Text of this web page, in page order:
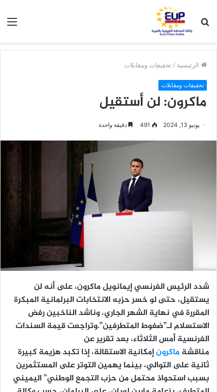
عن
الرئيسية / تحقيقات ومقابلات
تحقيقات ومقابلات
ماكرون: لن أستقيل
يونيو 13, 2024 491 دقيقة واحدة
شدد الرئيس الفرنسي إيمانويل ماكرون، على أنه لن
يستقيل، حتى لو خسر حزبه الانتخابات البرلمانية المبكرة
المقررة في نهاية الشهر الجاري، وناشد الناخبين رفض
الاستسلام لـ”ضغوط المتطرفين”.وتراجعت قيمة السندات
الفرنسية أمس الثلاثاء، بعد تقرير عن
مناقشة ماكرونإمكانية الاستقالة، إذا تكبد هزيمة كبيرة
ثانية على التوالي، بينما يهمين التوتر على المستثمرين
بسبب استحواذ محتمل من حزب التجمع الوطني” اليميني